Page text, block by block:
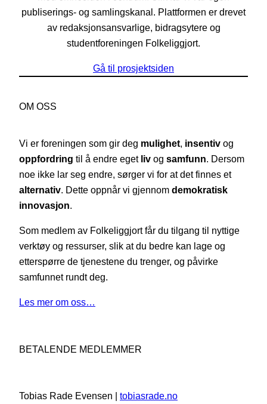
publiserings- og samlingskanal. Plattformen er drevet
av redaksjonsansvarlige, bidragsytere og
studentforeningen Folkeliggjort.
Gå til prosjektsiden
OM OSS
Vi er foreningen som gir deg mulighet, insentiv og
oppfordring til å endre eget liv og samfunn. Dersom
noe ikke lar seg endre, sørger vi for at det finnes et
alternativ. Dette oppnår vi gjennom demokratisk
innovasjon.
Som medlem av Folkeliggjort får du tilgang til nyttige
verktøy og ressurser, slik at du bedre kan lage og
etterspørre de tjenestene du trenger, og påvirke
samfunnet rundt deg.
Les mer om oss…
BETALENDE MEDLEMMER
Tobias Rade Evensen | tobiasrade.no